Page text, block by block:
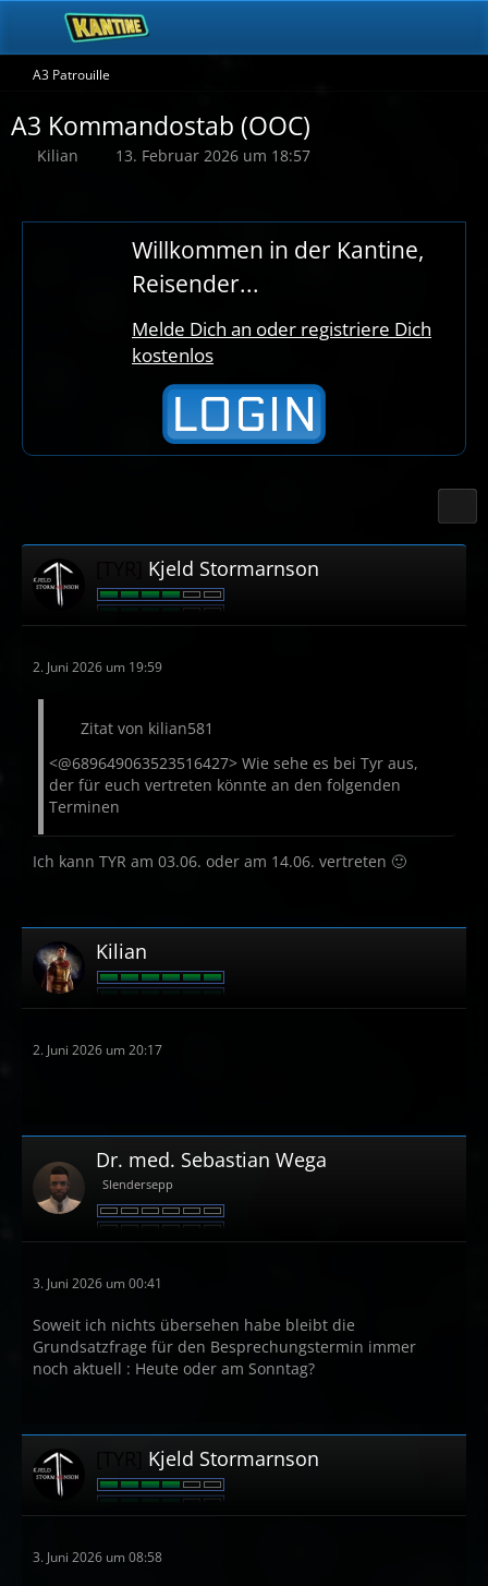
A3 Patrouille
A3 Kommandostab (OOC)
Kilian 13. Februar 2026 um 18:57
Willkommen in der Kantine,
Reisender...
Melde Dich an oder registriere Dich
kostenlos
Kjeld Stormarnson
2. Juni 2026 um 19:59
Zitat von kilian581
<@689649063523516427> Wie sehe es bei Tyr aus,
der für euch vertreten könnte an den folgenden
Terminen
Ich kann TYR am 03.06. oder am 14.06. vertreten 🙂
Kilian
2. Juni 2026 um 20:17
Dr. med. Sebastian Wega
Slendersepp
3. Juni 2026 um 00:41
Soweit ich nichts übersehen habe bleibt die
Grundsatzfrage für den Besprechungstermin immer
noch aktuell : Heute oder am Sonntag?
Kjeld Stormarnson
3. Juni 2026 um 08:58